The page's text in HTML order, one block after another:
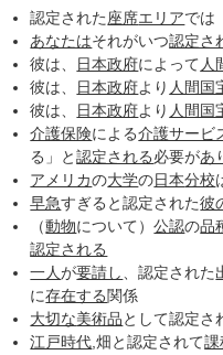
認定された座席エリアでは
あなたはそれがいつ認定さ
彼は、
日本政府によって 人
彼は、
日本政府より 人間国
彼は、
日本政府より 人間国
介護保険による介護サービ
る」と認定される必要があ
アメリカの大学の日本分校
早急すぎると認定された彼
（動物について）公認の品
認定される
一人が要請し 、認定された
に存在する関係
大切な美術品として認定さ
江戸時代 ,畑と認定されて課